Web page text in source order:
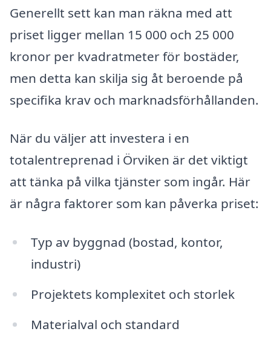
Generellt sett kan man räkna med att
priset ligger mellan 15 000 och 25 000
kronor per kvadratmeter för bostäder,
men detta kan skilja sig åt beroende på
specifika krav och marknadsförhållanden.
När du väljer att investera i en
totalentreprenad i Örviken är det viktigt
att tänka på vilka tjänster som ingår. Här
är några faktorer som kan påverka priset:
Typ av byggnad (bostad, kontor,
industri)
Projektets komplexitet och storlek
Materialval och standard